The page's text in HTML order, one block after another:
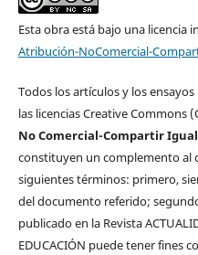
Esta obra está bajo una licencia
Atribución-NoComercial-
Todos los artículos y los
las licencias Creative Commons
No Comercial-Compartir Igual
constituyen un complemento al
siguientes términos: primero,
del documento referido;
publicado en la Revista
EDUCACIÓN puede tener fines